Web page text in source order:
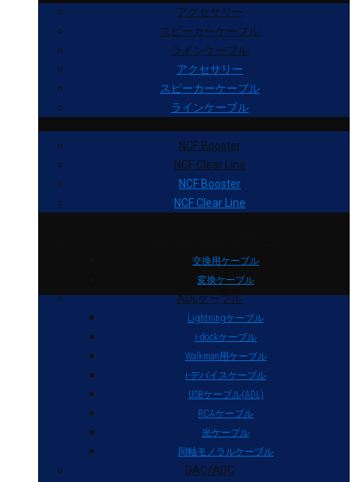
アクセサリー
スピーカーケーブル
ラインケーブル
アクセサリー
スピーカーケーブル
ラインケーブル
NCF Booster
NCF Clear Line
NCF Booster
NCF Clear Line
交換用ケーブル
変換ケーブル
ADLケーブル
Lightningケーブル
i-dockケーブル
Walkman用ケーブル
i-デバイスケーブル
USBケーブル(ADL)
RCAケーブル
光ケーブル
同軸モノラルケーブル
DAC/ADC